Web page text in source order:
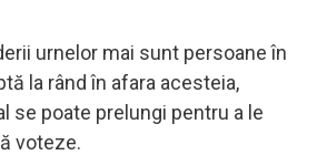
urnelor mai sunt persoane în
la rând în afara acesteia,
se poate prelungi pentru a le
voteze.